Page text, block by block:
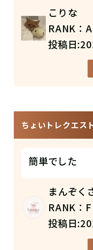
こりな
RANK：
投稿日
ちょいトレクエス
簡単でした
まんぞく
RANK：
投稿日